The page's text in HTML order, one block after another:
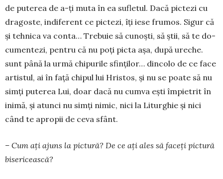
de puterea de a-ți muta în ea su­fle­tul. Dacă pictezi cu
dragoste, indife­rent ce pic­tezi, îți iese frumos. Sigur că
și tehni­ca va con­ta… Trebuie să cunoști, să știi, să te do­
cu­men­­tezi, pentru că nu poți picta așa, după ure­che.
sunt până la urmă chipurile sfinților… din­colo de ce face
artistul, ai în față chipul lui Hris­tos, și nu se poate să nu
simți puterea Lui, doar dacă nu cumva ești împietrit în
inimă, și atunci nu simți nimic, nici la Liturghie și nici
când te apropii de ceva sfânt.
– Cum ați ajuns la pictură? De ce ați ales să faceți pictură
bisericească?